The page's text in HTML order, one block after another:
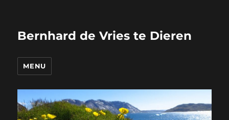
Bernhard de Vries te Dieren
MENU